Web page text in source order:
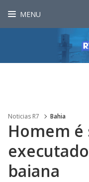
MENU
Noticias R7 Bahia
Homem
baiana